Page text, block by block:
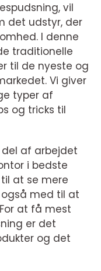
vil
det udstyr, der
I denne
traditionelle
til de nyeste og
Vi giver
typer af
og tricks til
af arbejdet
i bedste
at se mere
med til at
at få mest
er det
og det